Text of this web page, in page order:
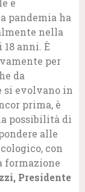
e
pandemia ha
nella
anni. È
per
da
si evolvano in
prima, è
possibilità di
alle
con
formazione
Presidente